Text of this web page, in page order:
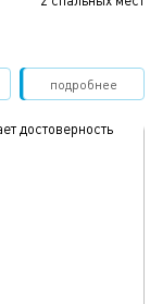
подробнее
Забронировать
обновлено 05.08.2026